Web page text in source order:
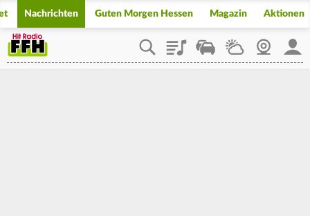
Nachrichten Guten Morgen Hessen Magazin Aktionen
PlaylistStaupilotWetterWebcam